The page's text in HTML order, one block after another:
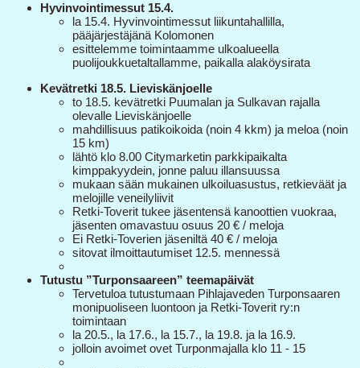
Hyvinvointimessut 15.4.
la 15.4. Hyvinvointimessut liikuntahallilla,
pääjärjestäjänä Kolomonen
esittelemme toimintaamme ulkoalueella
puolijoukkuetaltallamme, paikalla alaköysirata
Kevätretki 18.5. Lieviskänjoelle
to 18.5. kevätretki Puumalan ja Sulkavan rajalla
olevalle Lieviskänjoelle
mahdillisuus patikoikoida (noin 4 kkm) ja meloa (noin
15 km)
lähtö klo 8.00 Citymarketin parkkipaikalta
kimppakyydein, jonne paluu illansuussa
mukaan sään mukainen ulkoiluasustus, retkieväät ja
melojille veneilyliivit
Retki-Toverit tukee jäsentensä kanoottien vuokraa,
jäsenten omavastuu osuus 20 € / meloja
Ei Retki-Toverien jäseniltä 40 € / meloja
sitovat ilmoittautumiset 12.5. mennessä
Tutustu ”Turponsaareen” teemapäivät
Tervetuloa tutustumaan Pihlajaveden Turponsaaren
monipuoliseen luontoon ja Retki-Toverit ry:n
toimintaan
la 20.5., la 17.6., la 15.7., la 19.8. ja la 16.9.
jolloin avoimet ovet Turponmajalla klo 11 - 15